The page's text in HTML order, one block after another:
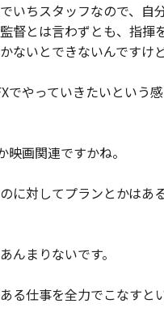
いちスタッフなので、自
督とは言わずとも、指揮
ないとできないんですけど
でやっていきたいという
映画関連ですかね。
に対してプランとかはあ
んまりないです。
る仕事を全力でこなすと